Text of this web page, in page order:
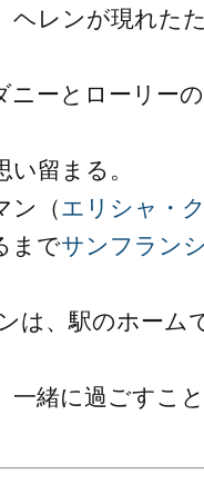
ヘレンが現れた
ニーとローリー
留まる。
ン（エリシャ・
までサンフラン
は、駅のホーム
一緒に過ごすこ